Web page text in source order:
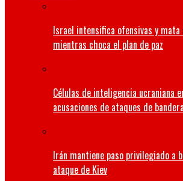
Israel intensifica ofensivas y
mientras choca el plan de paz
Células de inteligencia ucraniana
acusaciones de ataques de
Irán mantiene paso privilegiado a
ataque de Kiev